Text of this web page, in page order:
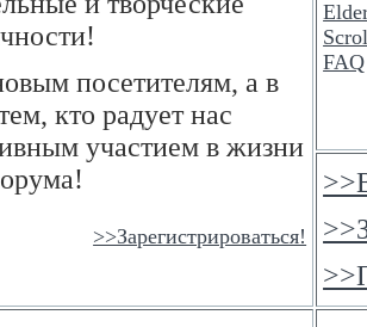
посетителям, а в
кто радует нас
участием в жизни
>>Зарегистрироваться!